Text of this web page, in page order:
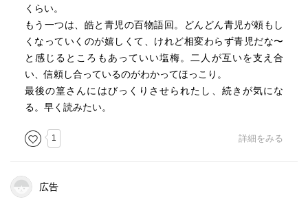
くらい。
もう一つは、皓と青児の百物語回。どんどん青児が頼もし
くなっていくのが嬉しくて、けれど相変わらず青児だな〜
と感じるところもあっていい塩梅。二人が互いを支え合
い、信頼し合っているのがわかってほっこり。
最後の篁さんにはびっくりさせられたし、続きが気にな
る。早く読みたい。
1 詳細をみる
広告